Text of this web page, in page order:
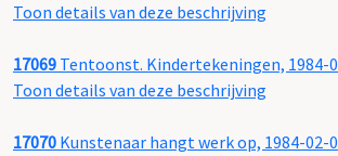
Toon details van deze beschrijving
17069 Tentoonst. Kindertekeningen, 1984-
Toon details van deze beschrijving
17070 Kunstenaar hangt werk op, 1984-02-